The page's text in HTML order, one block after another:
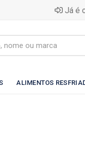
Já é
ALIMENTOS